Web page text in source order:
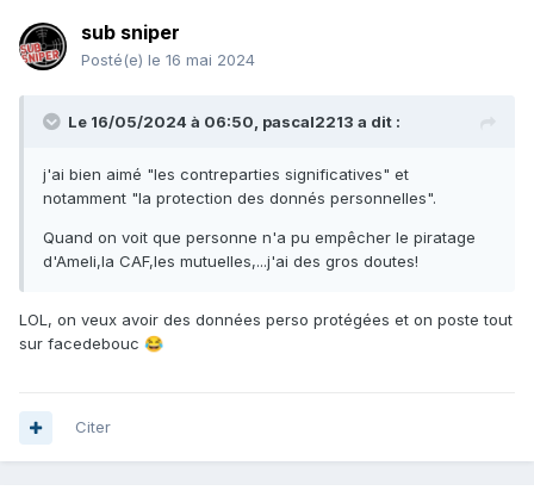
sub sniper
Posté(e) le 16 mai 2024
Le 16/05/2024 à 06:50, pascal2213 a dit :
j'ai bien aimé "les contreparties significatives" et
notamment "la protection des donnés personnelles".
Quand on voit que personne n'a pu empêcher le piratage
d'Ameli,la CAF,les mutuelles,...j'ai des gros doutes!
LOL, on veux avoir des données perso protégées et on poste tout
sur facedebouc 😂
Citer